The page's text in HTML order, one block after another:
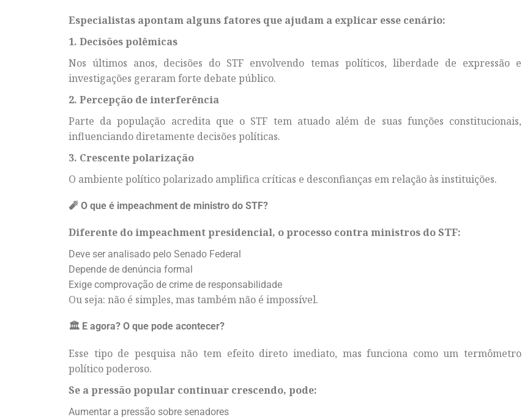
Especialistas apontam alguns fatores que ajudam a explicar esse cenário:
1. Decisões polêmicas
Nos últimos anos, decisões do STF envolvendo temas políticos, liberdade de expressão e
investigações geraram forte debate público.
2. Percepção de interferência
Parte da população acredita que o STF tem atuado além de suas funções constitucionais,
influenciando diretamente decisões políticas.
3. Crescente polarização
O ambiente político polarizado amplifica críticas e desconfianças em relação às instituições.
🧨 O que é impeachment de ministro do STF?
Diferente do impeachment presidencial, o processo contra ministros do STF:
Deve ser analisado pelo Senado Federal
Depende de denúncia formal
Exige comprovação de crime de responsabilidade
Ou seja: não é simples, mas também não é impossível.
🏛️ E agora? O que pode acontecer?
Esse tipo de pesquisa não tem efeito direto imediato, mas funciona como um termômetro
político poderoso.
Se a pressão popular continuar crescendo, pode:
Aumentar a pressão sobre senadores